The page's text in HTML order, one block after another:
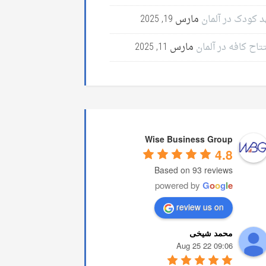
کودک در آلمان مارس 19, 2025
کافه در آلمان مارس 11, 2025
Wise Business Group
4.8
Based on 93 reviews
powered by Google
review us on
محمد شیخی
09:06 22 Aug 25